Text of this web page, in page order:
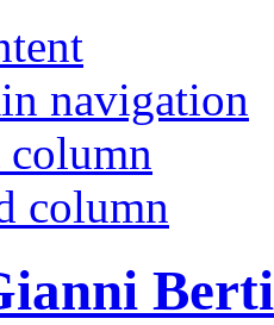
navigation
column